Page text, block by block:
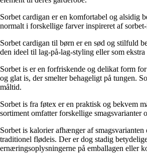
Sorbet cardigan er en komfortabel og alsidig
normalt i forskellige farver inspireret af
Sorbet cardigan til børn er en sød og stilfuld
den ideel til lag-på-lag-styling eller som
Sorbet is er en forfriskende og delikat form
og glat is, der smelter behageligt på tungen.
måltid.
Sorbet is fra føtex er en praktisk og bekvem
sortiment omfatter forskellige
Sorbet is kalorier afhænger af
traditionel flødeis. Der er dog stadig
ernæringsoplysningerne på emballagen eller